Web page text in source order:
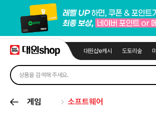
대원샵e캐시 도토리숲
게임 소프트웨어